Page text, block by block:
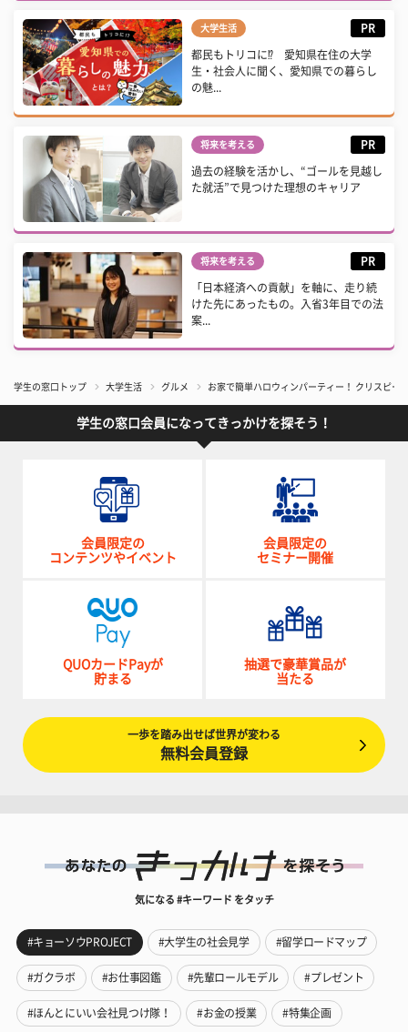
大学生活 PR
都民もトリコに⁉ 愛知県在住の大学
生・社会人に聞く、愛知県での暮らし
の魅...
将来を考える PR
過去の経験を活かし、“ゴールを見越し
た就活”で見つけた理想のキャリア
将来を考える PR
「日本経済への貢献」を軸に、走り続
けた先にあったもの。入省3年目での法
案...
学生の窓口トップ 大学生活 グルメ お家で簡単ハロウィンパーティー！ クリスピー
学生の窓口会員になってきっかけを探そう！
会員限定の
コンテンツやイベント
会員限定の
セミナー開催
QUOカードPayが
貯まる
抽選で豪華賞品が
当たる
一歩を踏み出せば世界が変わる
無料会員登録
気になる #キーワード をタッチ
#キョーソウPROJECT #大学生の社会見学 #留学ロードマップ
#ガクラボ #お仕事図鑑 #先輩ロールモデル #プレゼント
#ほんとにいい会社見つけ隊！ #お金の授業 #特集企画